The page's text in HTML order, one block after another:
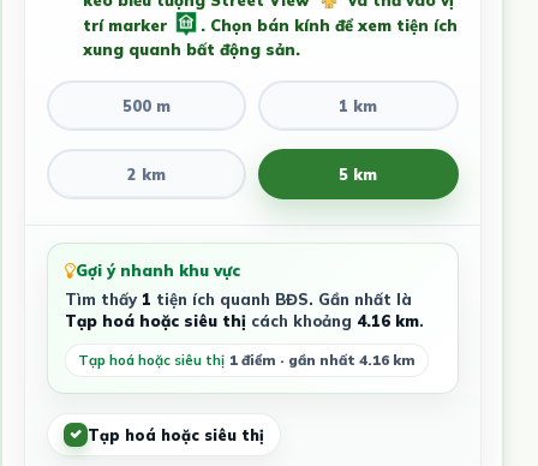
trí marker
. Chọn bán kính để xem tiện ích
xung quanh bất động sản.
500 m 1 km
2 km 5 km
Gợi ý nhanh khu vực
Tìm thấy 1 tiện ích quanh BĐS. Gần nhất là
Tạp hoá hoặc siêu thị cách khoảng 4.16 km.
Tạp hoá hoặc siêu thị 1 điểm · gần nhất 4.16 km
Tạp hoá hoặc siêu thị